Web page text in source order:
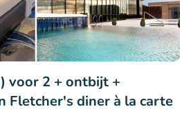
voor 2 + ontbijt +
Fletcher's diner à la carte